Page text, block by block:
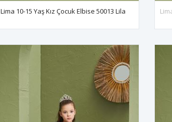
Lima 10-15 Yaş Kız Çocuk Elbise 50013 Lila